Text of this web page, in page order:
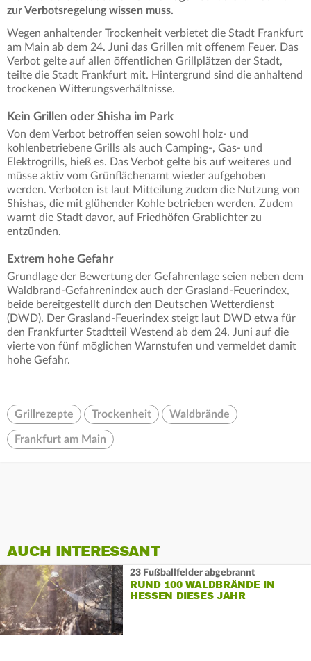
zur Verbotsregelung wissen muss.
Wegen anhaltender Trockenheit verbietet die Stadt Frankfurt
am Main ab dem 24. Juni das Grillen mit offenem Feuer. Das
Verbot gelte auf allen öffentlichen Grillplätzen der Stadt,
teilte die Stadt Frankfurt mit. Hintergrund sind die anhaltend
trockenen Witterungsverhältnisse.
Kein Grillen oder Shisha im Park
Von dem Verbot betroffen seien sowohl holz- und
kohlenbetriebene Grills als auch Camping-, Gas- und
Elektrogrills, hieß es. Das Verbot gelte bis auf weiteres und
müsse aktiv vom Grünflächenamt wieder aufgehoben
werden. Verboten ist laut Mitteilung zudem die Nutzung von
Shishas, die mit glühender Kohle betrieben werden. Zudem
warnt die Stadt davor, auf Friedhöfen Grablichter zu
entzünden.
Extrem hohe Gefahr
Grundlage der Bewertung der Gefahrenlage seien neben dem
Waldbrand-Gefahrenindex auch der Grasland-Feuerindex,
beide bereitgestellt durch den Deutschen Wetterdienst
(DWD). Der Grasland-Feuerindex steigt laut DWD etwa für
den Frankfurter Stadtteil Westend ab dem 24. Juni auf die
vierte von fünf möglichen Warnstufen und vermeldet damit
hohe Gefahr.
Grillrezepte Trockenheit Waldbrände
Frankfurt am Main
AUCH INTERESSANT
23 Fußballfelder abgebrannt
RUND 100 WALDBRÄNDE IN
HESSEN DIESES JAHR